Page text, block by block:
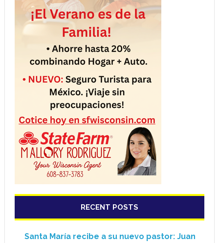
RECENT POSTS
Santa María recibe a su nuevo pastor: Juan